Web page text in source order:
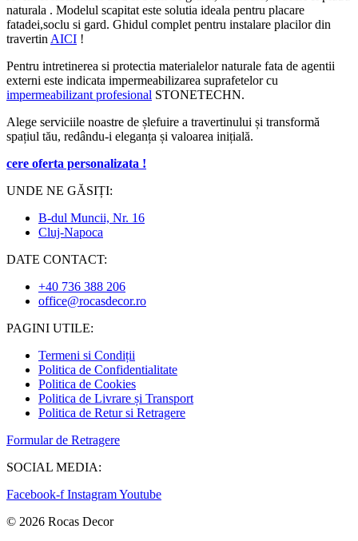
naturala . Modelul scapitat este solutia ideala pentru placare
fatadei,soclu si gard. Ghidul complet pentru instalare placilor din
travertin AICI !
Pentru intretinerea si protectia materialelor naturale fata de agentii
externi este indicata impermeabilizarea suprafetelor cu
impermeabilizant profesional STONETECHN.
Alege serviciile noastre de șlefuire a travertinului și transformă
spațiul tău, redându-i eleganța și valoarea inițială.
cere oferta personalizata !
UNDE NE GĂSIȚI:
B-dul Muncii, Nr. 16
Cluj-Napoca
DATE CONTACT:
+40 736 388 206
office@rocasdecor.ro
PAGINI UTILE:
Termeni si Condiții
Politica de Confidentialitate
Politica de Cookies
Politica de Livrare și Transport
Politica de Retur si Retragere
Formular de Retragere
SOCIAL MEDIA:
Facebook-f InstagramYoutube
© 2026 Rocas Decor